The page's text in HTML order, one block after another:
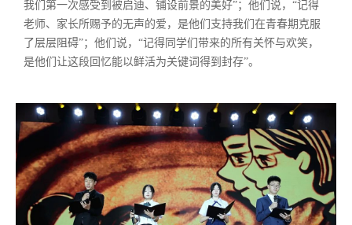
我们第一次感受到被启迪、铺设前景的美好”；他们说，“记得
老师、家长所赐予的无声的爱，是他们支持我们在青春期克服
了层层阻碍”；他们说，“记得同学们带来的所有关怀与欢笑，
是他们让这段回忆能以鲜活为关键词得到封存”。